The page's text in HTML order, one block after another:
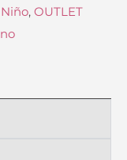
Niño, OUTLET